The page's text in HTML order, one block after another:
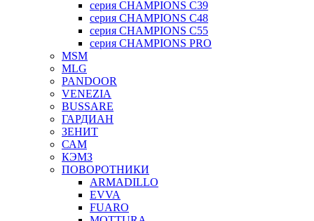
серия CHAMPIONS C39
серия CHAMPIONS C48
серия CHAMPIONS C55
серия CHAMPIONS PRO
MSM
MLG
PANDOOR
VENEZIA
BUSSARE
ГАРДИАН
ЗЕНИТ
САМ
КЭМЗ
ПОВОРОТНИКИ
ARMADILLO
EVVA
FUARO